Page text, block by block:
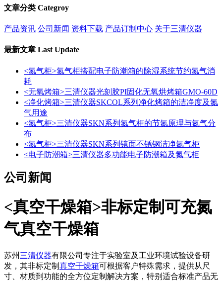
文章分类 Categroy
产品资讯 公司新闻 资料下载 产品订制中心 关于三清仪器
最新文章 Last Update
<氮气柜>氮气柜搭配电子防潮箱的除湿系统节约氮气消
耗
<无氧烤箱>三清仪器光刻胶PI固化无氧烘烤箱GMO-60D
<净化烤箱>三清仪器SKCOL系列净化烤箱的洁净度及氮
气用途
<氮气柜>三清仪器SKN系列氮气柜的节氮原理与氮气分
布
<氮气柜>三清仪器SKN系列镜面不锈钢洁净氮气柜
<电子防潮箱>三清仪器多功能电子防潮箱及氮气柜
公司新闻
<真空干燥箱>非标定制可充氮
气真空干燥箱
苏州 三清仪器有限公司专注于实验室及工业环境试验设备研
发，其非标定制 真空干燥箱可根据客户特殊需求，提供从尺
寸、材质到功能的全方位定制解决方案，特别适合标准产品无